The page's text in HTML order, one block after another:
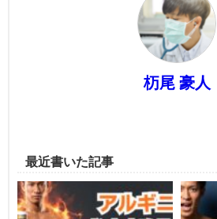
杤尾 豪人
最近書いた記事